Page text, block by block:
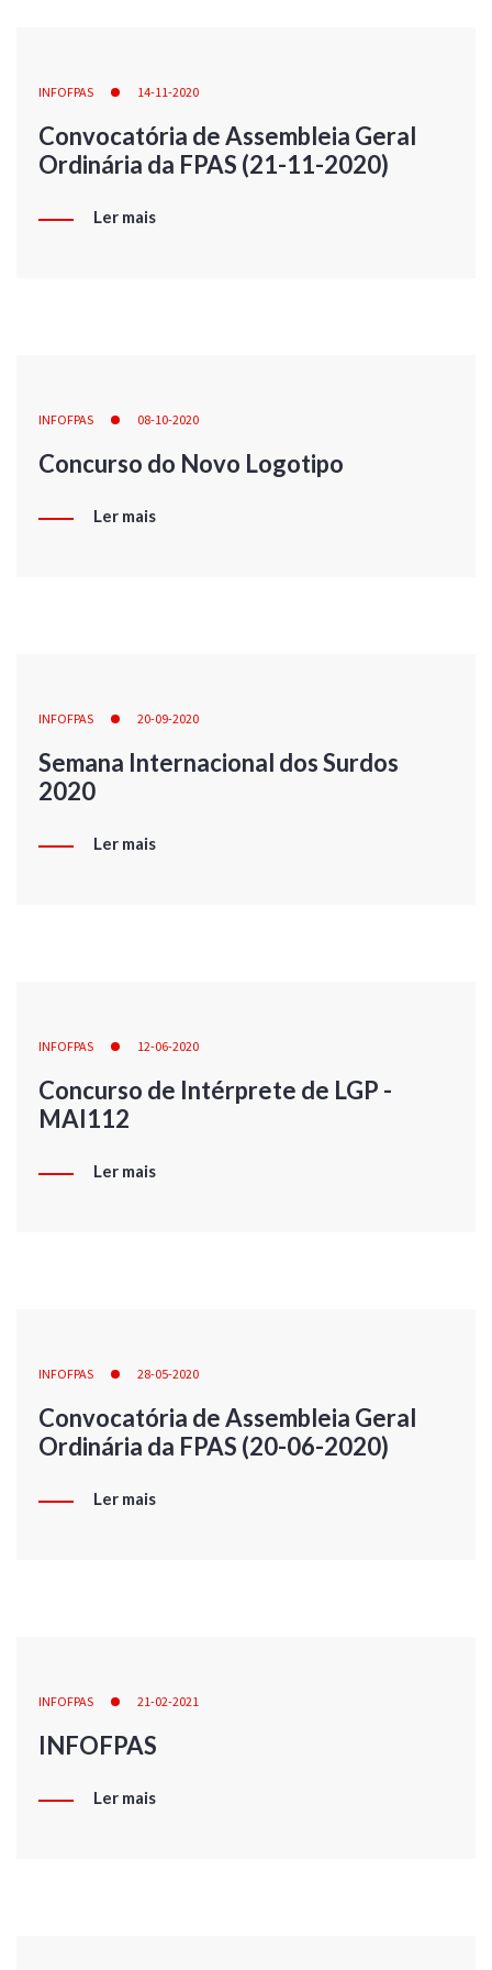
INFOFPAS 14-11-2020
Convocatória de Assembleia Geral
Ordinária da FPAS (21-11-2020)
Ler mais
INFOFPAS 08-10-2020
Concurso do Novo Logotipo
Ler mais
INFOFPAS 20-09-2020
Semana Internacional dos Surdos
2020
Ler mais
INFOFPAS 12-06-2020
Concurso de Intérprete de LGP -
MAI112
Ler mais
INFOFPAS 28-05-2020
Convocatória de Assembleia Geral
Ordinária da FPAS (20-06-2020)
Ler mais
INFOFPAS 21-02-2021
INFOFPAS
Ler mais